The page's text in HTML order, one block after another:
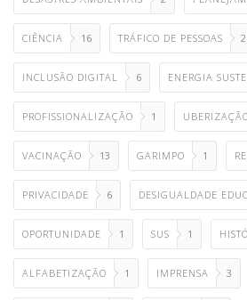
CIÊNCIA 16 TRÁFICO DE PESSOAS 2
INCLUSÃO DIGITAL 6 ENERGIA
PROFISSIONALIZAÇÃO 1
VACINAÇÃO 13 GARIMPO 1
PRIVACIDADE 6 DESIGUALDADE
OPORTUNIDADE 1 SUS 1
ALFABETIZAÇÃO 1 IMPRENSA 3